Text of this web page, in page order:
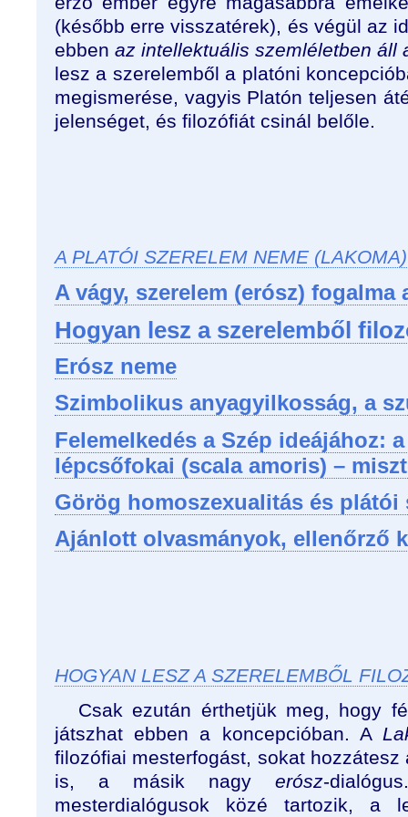
(később erre visszatérek), és végül az
ebben az intellektuális szemléletben áll
lesz a szerelemből a platóni
megismerése, vagyis Platón teljesen
jelenséget, és filozófiát csinál belőle.
A PLATÓI SZERELEM NEME (LAKOMA)
A vágy, szerelem (erósz)
Hogyan lesz a szerelemből
Erósz neme
Szimbolikus anyagyilkosság, a
Felemelkedés a Szép ideájához:
lépcsőfokai (scala amoris) –
Görög homoszexualitás és plátói
Ajánlott olvasmányok, ellenőrző
HOGYAN LESZ A SZERELEMBŐL
Csak ezután érthetjük meg, hogy
játszhat ebben a koncepcióban. A
filozófiai mesterfogást, sokat
is, a másik nagy erósz-
mesterdialógusok közé tartozik, a